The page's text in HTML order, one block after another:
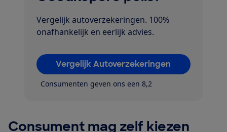
Vergelijk autoverzekeringen. 100%
onafhankelijk en eerlijk advies.
Vergelijk Autoverzekeringen
Consumenten geven ons een 8,2
Consument mag zelf kiezen